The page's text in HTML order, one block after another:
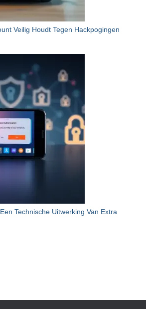
Veilig Houdt Tegen Hackpogingen
Technische Uitwerking Van Extra